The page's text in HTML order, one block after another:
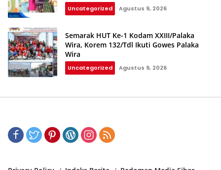
Uncategorized Agustus 9, 2026
Semarak HUT Ke-1 Kodam XXIII/Palaka
Wira, Korem 132/Tdl Ikuti Gowes Palaka
Wira
Uncategorized Agustus 9, 2026